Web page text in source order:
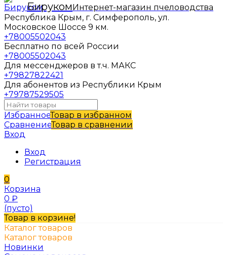
БирукомИнтернет-магазин пчеловодства
Республика Крым, г. Симферополь, ул.
Московское Шоссе 9 км.
+78005502043
Бесплатно по всей России
+78005502043
Для мессенджеров в т.ч. МАКС
+79827822421
Для абонентов из Республики Крым
+79787529505
ИзбранноеТовар в избранном
СравнениеТовар в сравнении
Вход
Вход
Регистрация
0
Корзина
0 ₽
(пусто)
Товар в корзине!
Каталог товаров
Каталог товаров
Новинки